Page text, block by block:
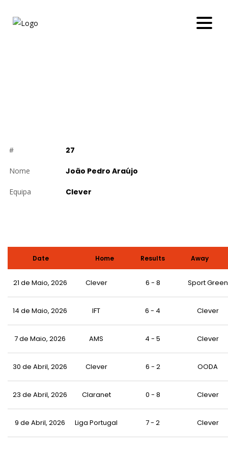
# 27
Nome João Pedro Araújo
Equipa Clever
Date Home Results Away
21 de Maio, 2026 Clever 6 - 8 Sport Green
14 de Maio, 2026 IFT 6 - 4 Clever
7 de Maio, 2026 AMS 4 - 5 Clever
30 de Abril, 2026 Clever 6 - 2 OODA
23 de Abril, 2026 Claranet 0 - 8 Clever
9 de Abril, 2026 Liga Portugal 7 - 2 Clever